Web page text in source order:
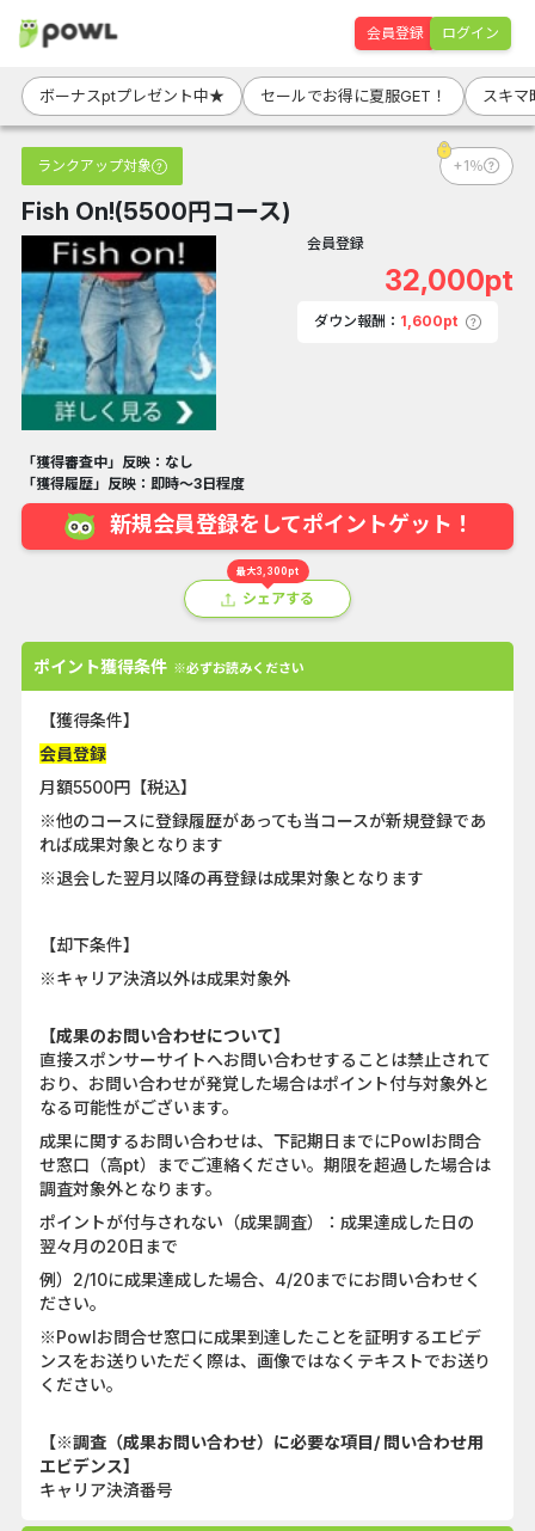
会員登録 ログイン
ボーナスptプレゼント中★ セールでお得に夏服GET！ スキ
ランクアップ対象 +1％
Fish On!(5500円コース)
会員登録
32,000pt
ダウン報酬： 1,600pt
「獲得審査中」反映：なし
「獲得履歴」反映：即時～3日程度
新規会員登録をしてポイントゲット！
最大3,300pt
シェアする
ポイント獲得条件 ※必ずお読みください
【獲得条件】
会員登録
月額5500円【税込】
※他のコースに登録履歴があっても当コースが新規登録であ
れば成果対象となります
※退会した翌月以降の再登録は成果対象となります
【却下条件】
※キャリア決済以外は成果対象外
【成果のお問い合わせについて】
直接スポンサーサイトへお問い合わせすることは禁止されて
おり、お問い合わせが発覚した場合はポイント付与対象外と
なる可能性がございます。
成果に関するお問い合わせは、下記期日までにPowlお問合
せ窓口（高pt）までご連絡ください。期限を超過した場合は
調査対象外となります。
ポイントが付与されない（成果調査）：成果達成した日の
翌々月の20日まで
例）2/10に成果達成した場合、4/20までにお問い合わせく
ださい。
※Powlお問合せ窓口に成果到達したことを証明するエビデ
ンスをお送りいただく際は、画像ではなくテキストでお送り
ください。
【※調査（成果お問い合わせ）に必要な項目/ 問い合わせ用
エビデンス】
キャリア決済番号